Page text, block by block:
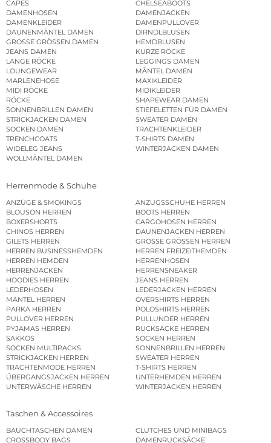
CAPES
CHELSEABOOTS
DAMENHOSEN
DAMENJACKEN
DAMENKLEIDER
DAMENPULLOVER
DAUNENMÄNTEL DAMEN
DIRNDLBLUSEN
GROSSE GRÖSSEN DAMEN
HEMDBLUSEN
JEANS DAMEN
KURZE RÖCKE
LANGE RÖCKE
LEGGINGS DAMEN
LOUNGEWEAR
MÄNTEL DAMEN
MARLENEHOSE
MAXIKLEIDER
MIDI RÖCKE
MIDIKLEIDER
RÖCKE
SHAPEWEAR DAMEN
SONNENBRILLEN DAMEN
STIEFELETTEN FÜR DAMEN
STRICKJACKEN DAMEN
SWEATER DAMEN
SOCKEN DAMEN
TRACHTENKLEIDER
TRENCHCOATS
T-SHIRTS DAMEN
WIDELEG JEANS
WINTERJACKEN DAMEN
WOLLMÄNTEL DAMEN
Herrenmode & Schuhe
ANZÜGE & SMOKINGS
ANZUGSSCHUHE HERREN
BLOUSON HERREN
BOOTS HERREN
BOXERSHORTS
CARGOHOSEN HERREN
CHINOS HERREN
DAUNENJACKEN HERREN
GILETS HERREN
GROSSE GRÖSSEN HERREN
HERREN BUSINESSHEMDEN
HERREN FREIZEITHEMDEN
HERREN HEMDEN
HERRENHOSEN
HERRENJACKEN
HERRENSNEAKER
HOODIES HERREN
JEANS HERREN
LEDERHOSEN
LEDERJACKEN HERREN
MÄNTEL HERREN
OVERSHIRTS HERREN
PARKA HERREN
POLOSHIRTS HERREN
PULLOVER HERREN
PULLUNDER HERREN
PYJAMAS HERREN
RUCKSÄCKE HERREN
SAKKOS
SOCKEN HERREN
SOCKEN MULTIPACKS
SONNENBRILLEN HERREN
STRICKJACKEN HERREN
SWEATER HERREN
TRACHTENMODE HERREN
T-SHIRTS HERREN
ÜBERGANGSJACKEN HERREN
UNTERHEMDEN HERREN
UNTERWÄSCHE HERREN
WINTERJACKEN HERREN
Taschen & Accessoires
BAUCHTASCHEN DAMEN
CLUTCHES UND MINIBAGS
CROSSBODY BAGS
DAMENRUCKSÄCKE